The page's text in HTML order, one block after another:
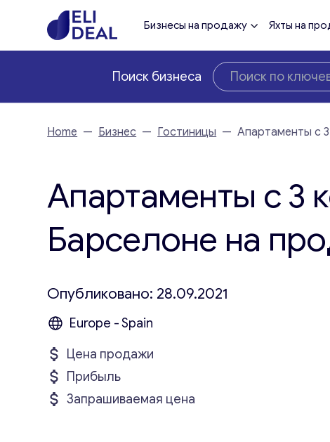
Бизнесы на продажу Яхты на
Поиск бизнеса
Home — Бизнес — Гостиницы — Апартаменты с
Апартаменты с 3
Барселоне на
Опубликовано: 28.09.2021
Europe - Spain
Цена продажи
Прибыль
Запрашиваемая цена